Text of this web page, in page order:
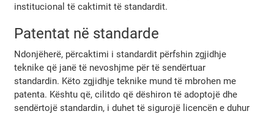
institucional të caktimit të standardit.
Patentat në standarde
Ndonjëherë, përcaktimi i standardit përfshin zgjidhje
teknike që janë të nevoshjme për të sendërtuar
standardin. Këto zgjidhje teknike mund të mbrohen me
patenta. Kështu që, cilitdo që dëshiron të adoptojë dhe
sendërtojë standardin, i duhet të sigurojë licencën e duhur